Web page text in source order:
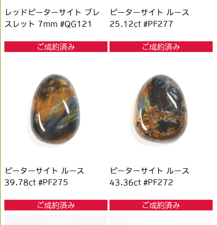
レッドピーターサイト ブレ
スレット 7mm #QG121
ご成約済み
ピーターサイト ルース
25.12ct #PF277
ご成約済み
ピーターサイト ルース
39.78ct #PF275
ご成約済み
ピーターサイト ルース
43.36ct #PF272
ご成約済み